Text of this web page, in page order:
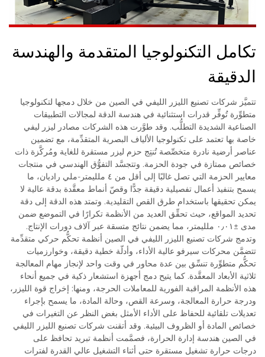
تكامل التكنولوجيا المتقدمة والهندسة
الدقيقة
تتميَّز شركات تصنيع الليزر الليفي في الصين من خلال دمجها لتكنولوجيا
متطوِّرة تُوفِّر قدرات استثنائية في هندسة الدقة لمجالات التطبيقات
الصناعية الشديدة التطلُّب. وقد طوَّرت هذه الشركات مصادر ليزر ليفي
خاصة بها تعتمد على تكنولوجيا الألياف البصرية المتقدِّمة، مع تضمين
عناصر أرضية نادرة متخصِّصة تُنتِج حزم ليزر مستقرة للغاية ومُركَّزة ذات
خصائص ممتازة في جودة الحزمة. وتتجسَّد التفوُّق الهندسي في منتجات
معايير الحزمة التي تصل غالبًا إلى أقل من ٤ ملليمتر-ملي راديان، ما
يسمح بتنفيذ أعمال تفصيلية دقيقة جدًّا وقصّ أنماط معقَّدة بدقة عالية لا
يمكن تحقيقها باستخدام طرق القص التقليدية. وتمتد هذه الدقة إلى دقة
تحديد المواقع، حيث تحقِّق العديد من الأنظمة تكرارًا في التموضع ضمن
مدى ±٠٫٠١ ملليمتر، مما يضمن نتائج متسقة عبر آلاف دورات الإنتاج.
وتدمج شركات تصنيع الليزر الليفي في الصين أنظمة تحكُّم حركي متقدِّمة
تتضمَّن محركات سيرفو عالية الأداء، وأدلّة خطية دقيقة، وخوارزميات
تحكُّم متطوِّرة تنسِّق بين عدة محاور في وقت واحد لإنجاز مهام المعالجة
ثلاثية الأبعاد المعقَّدة. كما يتيح دمج أجهزة استشعار ذكية في جميع أنحاء
هذه الأنظمة المراقبة الفورية للمعاملات الحرجة، ومنها: إخراج قوة الليزر،
ودرجة حرارة المعالجة، وسرعة القص، وحالة المادة، ما يسمح بإجراء
تعديلات تلقائية للحفاظ على الأداء الأمثل بغض النظر عن التغيرات في
خصائص المادة أو الظروف البيئية. وقد أتقنت شركات تصنيع الليزر الليفي
في الصين هندسة إدارة الحرارة، فصمَّمت أنظمة تبريد تحافظ على
درجات حرارة تشغيل مستقرة حتى أثناء التشغيل عالي القدرة لفترات